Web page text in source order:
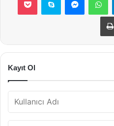
Kayıt Ol